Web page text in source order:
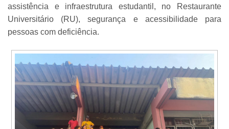
assistência e infraestrutura estudantil, no Restaurante
Universitário (RU), segurança e acessibilidade para
pessoas com deficiência.